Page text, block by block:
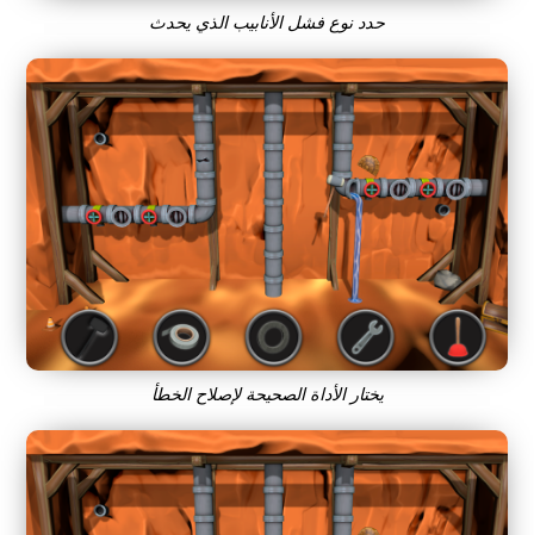
حدد نوع فشل الأنابيب الذي يحدث
يختار الأداة الصحيحة لإصلاح الخطأ